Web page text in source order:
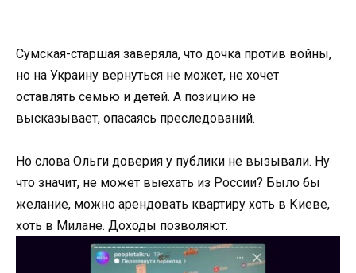
Сумская-старшая заверяла, что дочка против войны,
но на Украину вернуться не может, не хочет
оставлять семью и детей. А позицию не
высказывает, опасаясь преследований.
Но слова Ольги доверия у публики не вызывали. Ну
что значит, не может выехать из России? Было бы
желание, можно арендовать квартиру хоть в Киеве,
хоть в Милане. Доходы позволяют.